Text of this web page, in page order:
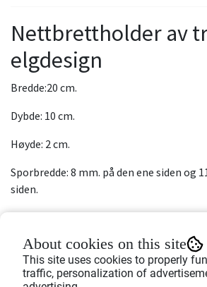
Nettbrettholder av
elgdesign
Bredde:20 cm.
Dybde: 10 cm.
Høyde: 2 cm.
Sporbredde: 8 mm. på den ene siden og
siden.
Material: bambus
About cookies on this site
This site uses cookies to properly
traffic, personalization of